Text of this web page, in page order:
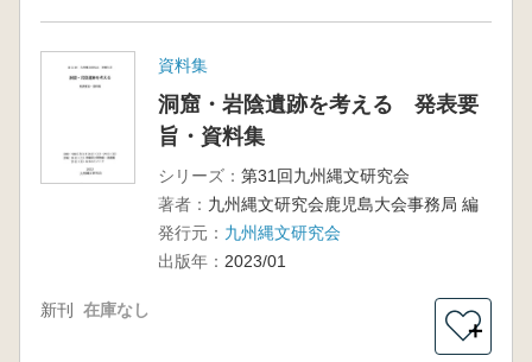
資料集
洞窟・岩陰遺跡を考える 発表要
旨・資料集
シリーズ： 第31回九州縄文研究会
著者： 九州縄文研究会鹿児島大会事務局 編
発行元： 九州縄文研究会
出版年： 2023/01
新刊 在庫なし
＋